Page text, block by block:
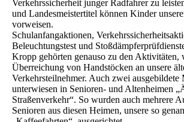
Verkehrssicherheit junger Radfahrer zu
und Landesmeistertitel können Kinder
vorweisen.
Schulanfangaktionen,
Beleuchtungstest und
Kropp gehörten genauso zu den Aktivitäten,
Überreichung von Handstöcken an unsere
Verkehrsteilnehmer. Auch zwei ausgebildete
unterwiesen in Senioren- und Altenheimen
Straßenverkehr“. So wurden auch mehrere
Senioren aus diesen Heimen, unsere so